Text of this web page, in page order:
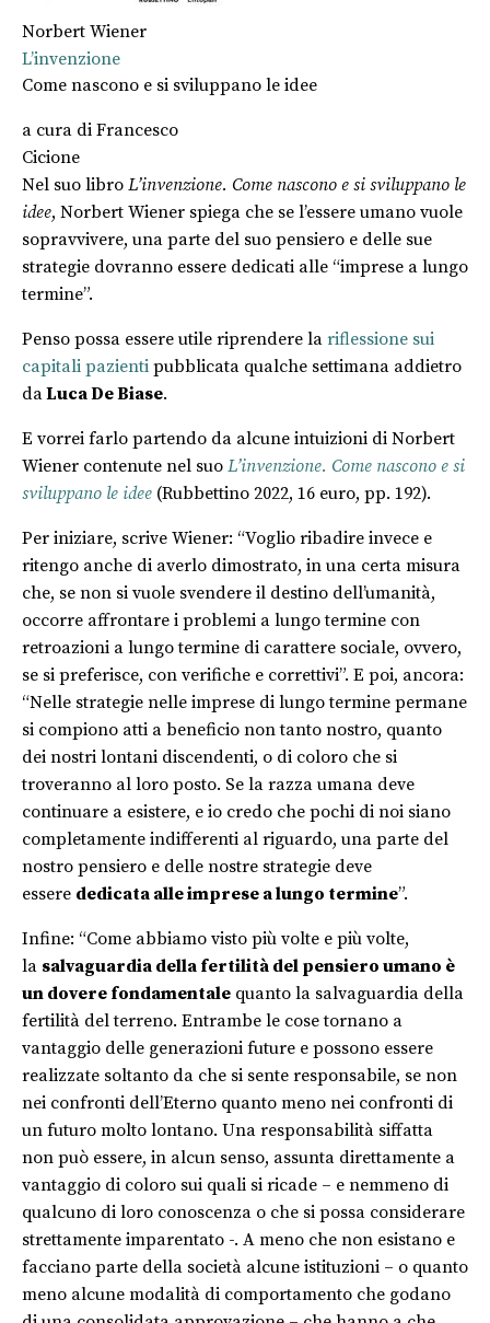
Norbert Wiener
L’invenzione
Come nascono e si sviluppano le idee
a cura di Francesco
Cicione
Nel suo libro L’invenzione. Come nascono e si sviluppano le
idee, Norbert Wiener spiega che se l’essere umano vuole
sopravvivere, una parte del suo pensiero e delle sue
strategie dovranno essere dedicati alle “imprese a lungo
termine”.
Penso possa essere utile riprendere la riflessione sui
capitali pazienti pubblicata qualche settimana addietro
daLuca De Biase.
E vorrei farlo partendo da alcune intuizioni di Norbert
Wiener contenute nel suo L’invenzione. Come nascono e si
sviluppano le idee (Rubbettino 2022, 16 euro, pp. 192).
Per iniziare, scrive Wiener: “Voglio ribadire invece e
ritengo anche di averlo dimostrato, in una certa misura
che, se non si vuole svendere il destino dell’umanità,
occorre affrontare i problemi a lungo termine con
retroazioni a lungo termine di carattere sociale, ovvero,
se si preferisce, con verifiche e correttivi”. E poi, ancora:
“Nelle strategie nelle imprese di lungo termine permane
si compiono atti a beneficio non tanto nostro, quanto
dei nostri lontani discendenti, o di coloro che si
troveranno al loro posto. Se la razza umana deve
continuare a esistere, e io credo che pochi di noi siano
completamente indifferenti al riguardo, una parte del
nostro pensiero e delle nostre strategie deve
essere dedicata alle imprese a lungo termine”.
Infine: “Come abbiamo visto più volte e più volte,
la salvaguardia della fertilità del pensiero umano è
un dovere fondamentale quanto la salvaguardia della
fertilità del terreno. Entrambe le cose tornano a
vantaggio delle generazioni future e possono essere
realizzate soltanto da che si sente responsabile, se non
nei confronti dell’Eterno quanto meno nei confronti di
un futuro molto lontano. Una responsabilità siffatta
non può essere, in alcun senso, assunta direttamente a
vantaggio di coloro sui quali si ricade – e nemmeno di
qualcuno di loro conoscenza o che si possa considerare
strettamente imparentato -. A meno che non esistano e
facciano parte della società alcune istituzioni – o quanto
meno alcune modalità di comportamento che godano